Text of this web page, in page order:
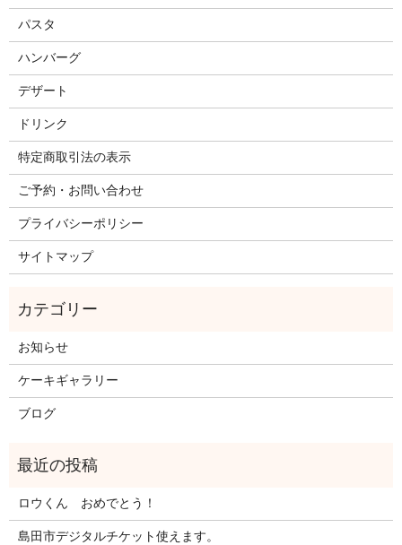
パスタ
ハンバーグ
デザート
ドリンク
特定商取引法の表示
ご予約・お問い合わせ
プライバシーポリシー
サイトマップ
お知らせ
ケーキギャラリー
ブログ
ロウくん おめでとう！
島田市デジタルチケット使えます。